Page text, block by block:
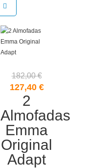
182,00€
O
preço
original
era:
182,00 €.
127,40 €
atual
é:
2
Almofadas
Emma
Original
Adapt